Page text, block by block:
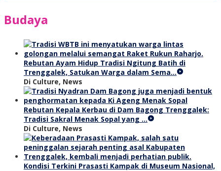
Budaya
Rebutan Ayam Hidup Tradisi Ngitung Batih di
Trenggalek, Satukan Warga dalam Sema…
Di Culture, News
Rebutan Kepala Kerbau di Dam Bagong Trenggalek:
Tradisi Sakral Menak Sopal yang …
Di Culture, News
Kondisi Terkini Prasasti Kampak di Museum Nasional,